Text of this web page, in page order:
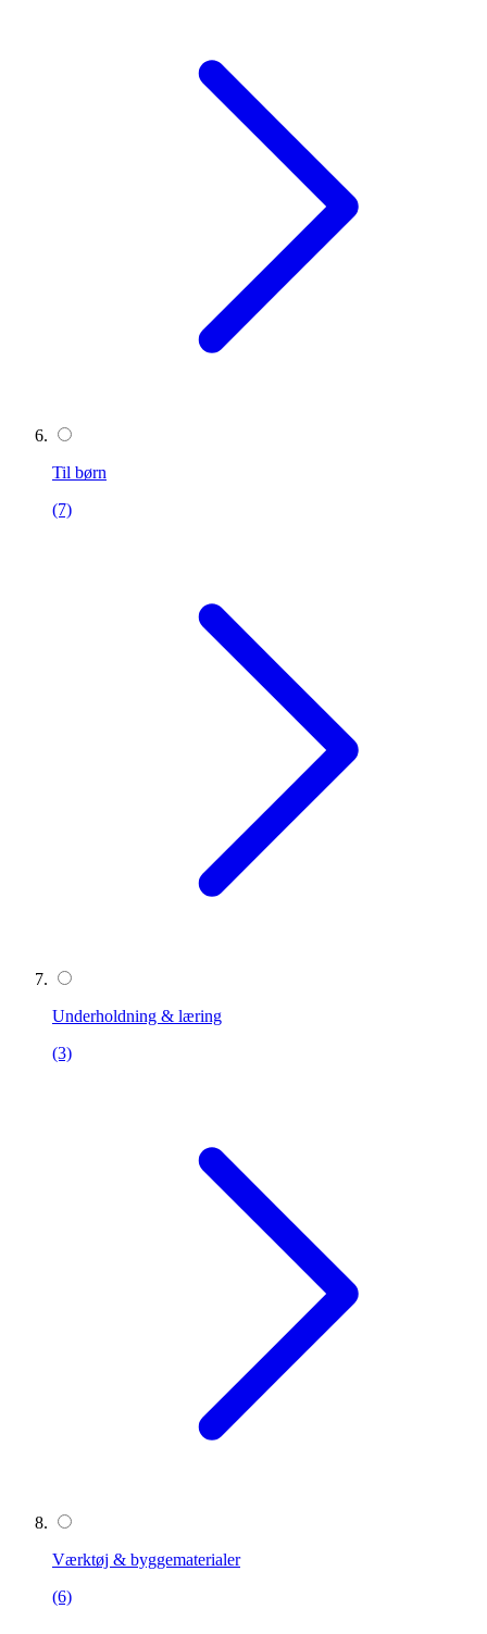
Til børn
(7)
Underholdning & læring
(3)
Værktøj & byggematerialer
(6)